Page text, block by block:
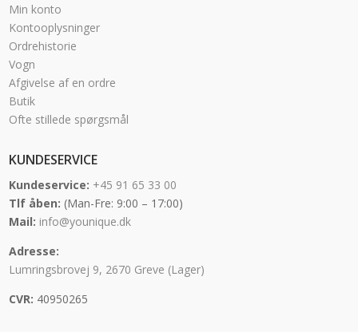
Min konto
Kontooplysninger
Ordrehistorie
Vogn
Afgivelse af en ordre
Butik
Ofte stillede spørgsmål
KUNDESERVICE
Kundeservice: +45 91 65 33 00
Tlf åben: (Man-Fre: 9:00 – 17:00)
Mail: info@younique.dk
Adresse:
Lumringsbrovej 9, 2670 Greve (Lager)
CVR: 40950265